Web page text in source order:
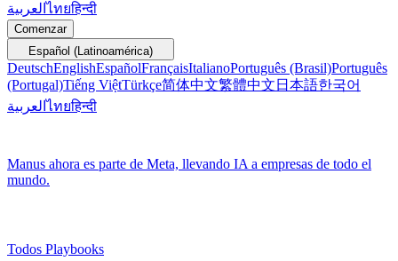
العربيةไทยहिन्दी
Comenzar
Español (Latinoamérica)
DeutschEnglishEspañolFrançaisItalianoPortuguês (Brasil)Português
(Portugal)Tiếng ViệtTürkçe简体中文繁體中文 日本語한국어
العربيةไทยहिन्दी
Manus ahora es parte de Meta, llevando IA a empresas de todo el
mundo.
Todos Playbooks